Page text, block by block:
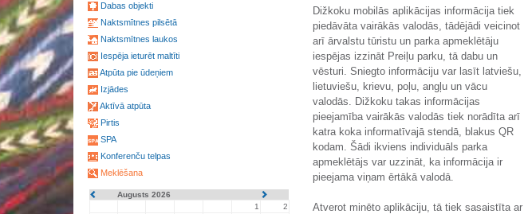
Dabas objekti
Naktsmītnes pilsētā
Naktsmītnes laukos
Iespēja ieturēt maltīti
Atpūta pie ūdeņiem
Izjādes
Aktīvā atpūta
Pirtis
SPA
Konferenču telpas
Meklēšana
Augusts 2026
1
2
Dižkoku mobilās aplikācijas informācija tiek
piedāvāta vairākās valodās, tādējādi veicinot
arī ārvalstu tūristu un parka apmeklētāju
iespējas izzināt Preiļu parku, tā dabu un
vēsturi. Sniegto informāciju var lasīt latviešu,
lietuviešu, krievu, poļu, angļu un vācu
valodās. Dižkoku takas informācijas
pieejamība vairākās valodās tiek norādīta arī
katra koka informatīvajā stendā, blakus QR
kodam. Šādi ikviens individuāls parka
apmeklētājs var uzzināt, ka informācija ir
pieejama viņam ērtākā valodā.
Atverot minēto aplikāciju, tā tiek sasaistīta ar